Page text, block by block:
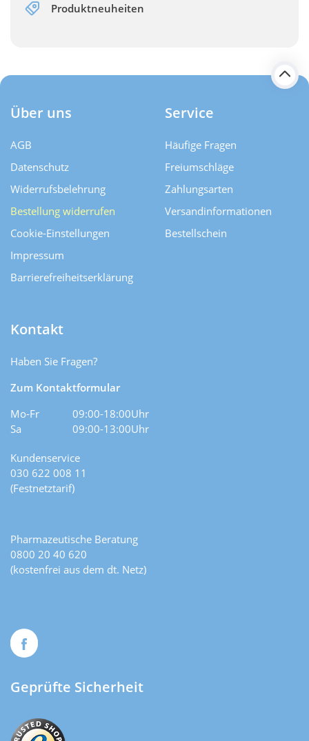
Produktneuheiten
Über uns
AGB
Datenschutz
Widerrufsbelehrung
Bestellung widerrufen
Cookie-Einstellungen
Impressum
Barrierefreiheitserklärung
Service
Häufige Fragen
Freiumschläge
Zahlungsarten
Versand­informationen
Bestellschein
Kontakt
Haben Sie Fragen?
Zum Kontaktformular
Mo-Fr
09:00-18:00Uhr
Sa
09:00-13:00Uhr
Kundenservice
030 622 008 11
(Festnetztarif)
Pharmazeutische Beratung
0800 20 40 620
(kostenfrei aus dem dt. Netz)
Geprüfte Sicherheit